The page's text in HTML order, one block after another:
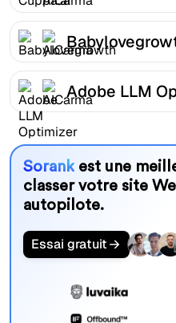
Adobe LLM
Sorankest une
classer votre site
autopilote.
Essai gratuit